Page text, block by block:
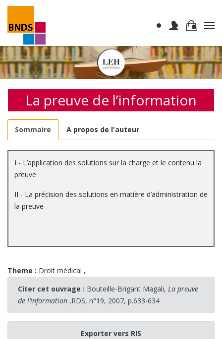
La preuve de l’information
Sommaire A propos de l'auteur
I - L’application des solutions sur la charge et le contenu la
preuve
II - La précision des solutions en matière d’administration de
la preuve
Theme : Droit médical ,
Citer cet ouvrage : Bouteille-Brigant Magali, La preuve
de l’information ,RDS, n°19, 2007, p.633-634
Exporter vers RIS